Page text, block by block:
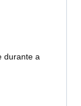
durante a